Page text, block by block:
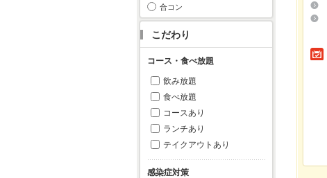
合コン
こだわり
コース・食べ放題
飲み放題
食べ放題
コースあり
ランチあり
テイクアウトあり
感染症対策